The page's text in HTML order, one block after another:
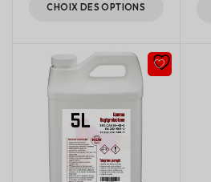
CHOIX DES OPTIONS